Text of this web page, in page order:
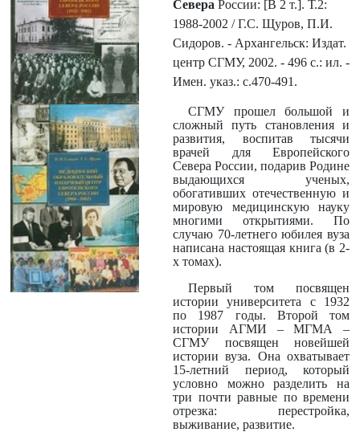
Севера России: [В 2 т.]. Т.2:
1988-2002 / Г.С. Щуров, П.И.
Сидоров. - Архангельск: Издат.
центр СГМУ, 2002. - 496 с.: ил. -
Имен. указ.: с.470-491.
СГМУ прошел большой и
сложный путь становления и
развития, воспитав тысячи
врачей для Европейского
Севера России, подарив Родине
выдающихся ученых,
обогативших отечественную и
мировую медицинскую науку
многими открытиями. По
случаю 70-летнего юбилея вуза
написана настоящая книга (в 2-
х томах).
Первый том посвящен
истории университета с 1932
по 1987 годы. Второй том
истории АГМИ – МГМА –
СГМУ посвящен новейшей
истории вуза. Она охватывает
15-летний период, который
условно можно разделить на
три почти равные по времени
отрезка: перестройка,
выживание, развитие.